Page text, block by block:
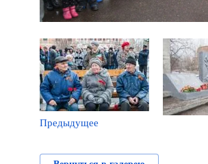
Предыдущее